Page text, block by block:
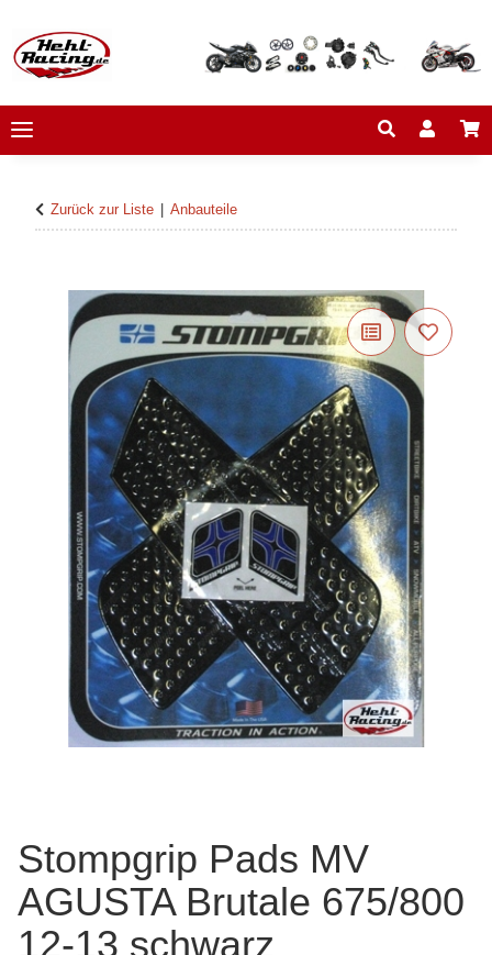
Zurück zur Liste Anbauteile
Stompgrip Pads MV
AGUSTA Brutale 675/800
12-13 schwarz